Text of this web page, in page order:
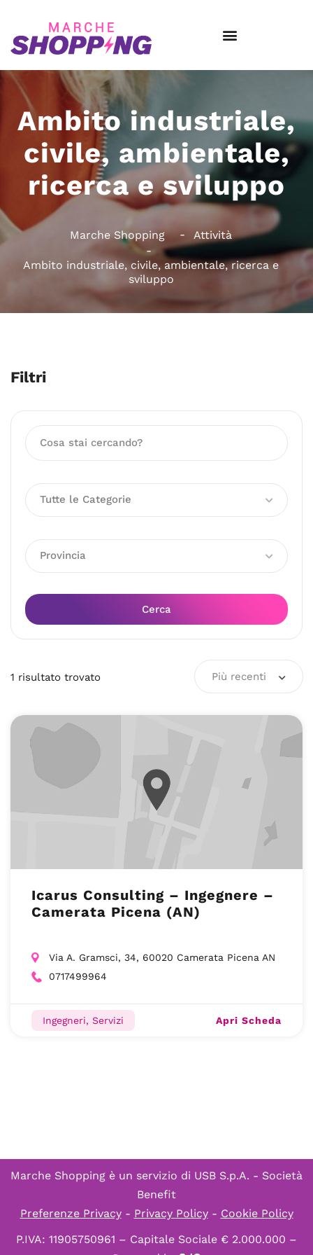
Ambito industriale,
civile, ambientale,
ricerca e sviluppo
Marche Shopping Attività
Ambito industriale, civile, ambientale, ricerca e
sviluppo
Filtri
Tutte le Categorie
Provincia
Cerca
1 risultato trovato Più recenti
Icarus Consulting – Ingegnere –
Camerata Picena (AN)
Via A. Gramsci, 34, 60020 Camerata Picena AN
0717499964
Ingegneri, Servizi Apri Scheda
Marche Shopping è un servizio di USB S.p.A. - Società
Benefit
Preferenze Privacy- Privacy Policy- Cookie Policy
P.IVA: 11905750961 – Capitale Sociale € 2.000.000 –